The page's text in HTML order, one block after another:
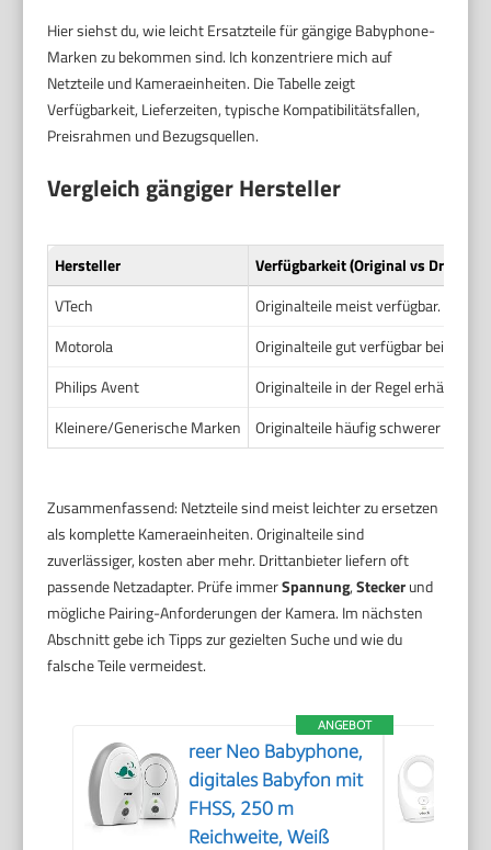
Hier siehst du, wie leicht Ersatzteile für gängige Babyphone-
Marken zu bekommen sind. Ich konzentriere mich auf
Netzteile und Kameraeinheiten. Die Tabelle zeigt
Verfügbarkeit, Lieferzeiten, typische Kompatibilitätsfallen,
Preisrahmen und Bezugsquellen.
Vergleich gängiger Hersteller
Hersteller
Verfügbarkeit (Original vs
VTech
Originalteile meist verfügbar.
Motorola
Originalteile gut verfügbar bei
Philips Avent
Originalteile in der Regel erhältlich.
Kleinere/Generische Marken
Originalteile häufig schwerer zu
Zusammenfassend: Netzteile sind meist leichter zu ersetzen
als komplette Kameraeinheiten. Originalteile sind
zuverlässiger, kosten aber mehr. Drittanbieter liefern oft
passende Netzadapter. Prüfe immerSpannung,Steckerund
mögliche Pairing-Anforderungen der Kamera. Im nächsten
Abschnitt gebe ich Tipps zur gezielten Suche und wie du
falsche Teile vermeidest.
ANGEBOT
reer Neo Babyphone,
digitales Babyfon mit
FHSS, 250 m
Reichweite, Weiß